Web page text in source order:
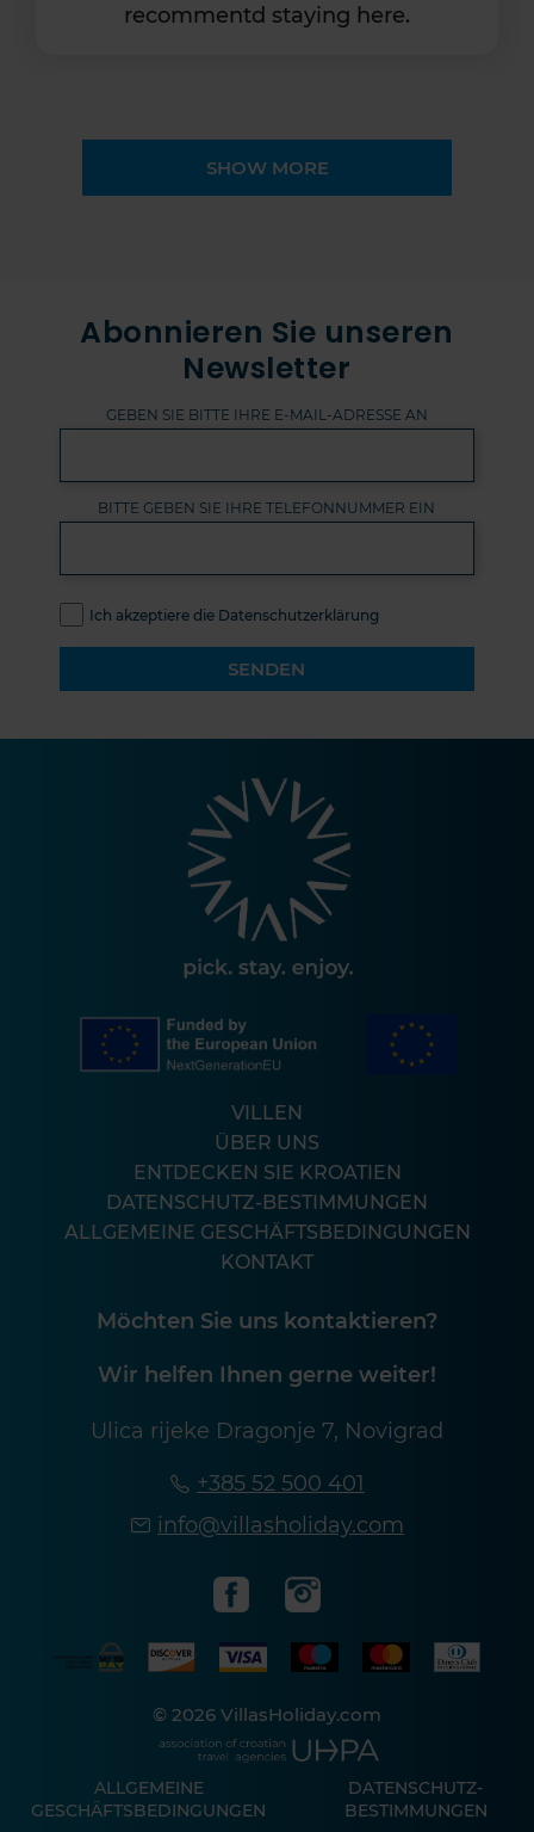
recommentd staying here.
SHOW MORE
Abonnieren Sie unseren
Newsletter
GEBEN SIE BITTE IHRE E-MAIL-ADRESSE AN
BITTE GEBEN SIE IHRE TELEFONNUMMER EIN
Ich akzeptiere die Datenschutzerklärung
SENDEN
VILLEN
ÜBER UNS
ENTDECKEN SIE KROATIEN
DATENSCHUTZ-BESTIMMUNGEN
ALLGEMEINE GESCHÄFTSBEDINGUNGEN
KONTAKT
Möchten Sie uns kontaktieren?
Wir helfen Ihnen gerne weiter!
Ulica rijeke Dragonje 7, Novigrad
+385 52 500 401
info@villasholiday.com
© 2026 VillasHoliday.com
ALLGEMEINE
GESCHÄFTSBEDINGUNGEN
DATENSCHUTZ-
BESTIMMUNGEN